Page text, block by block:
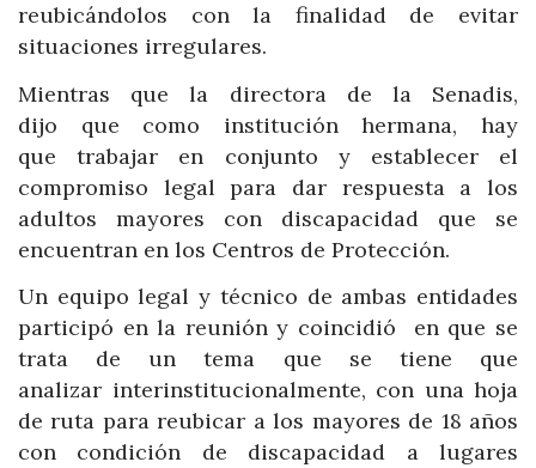
reubicándolos con la finalidad de evitar
situaciones irregulares.
Mientras que la directora de la Senadis,
dijo que como institución hermana, hay
que trabajar en conjunto y establecer el
compromiso legal para dar respuesta a los
adultos mayores con discapacidad que se
encuentran en los Centros de Protección.
Un equipo legal y técnico de ambas entidades
participó en la reunión y coincidió en que se
trata de un tema que se tiene que
analizar interinstitucionalmente, con una hoja
de ruta para reubicar a los mayores de 18 años
con condición de discapacidad a lugares